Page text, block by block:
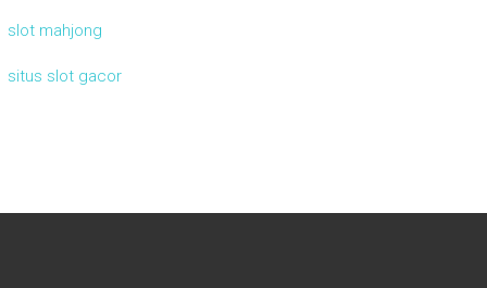
slot mahjong
situs slot gacor